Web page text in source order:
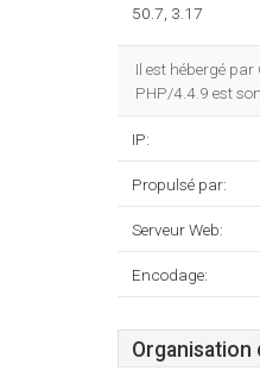
50.7, 3.17
Il est hébergé
PHP/4.4.9 est
IP:
Propulsé par:
Serveur Web:
Encodage:
Organisation